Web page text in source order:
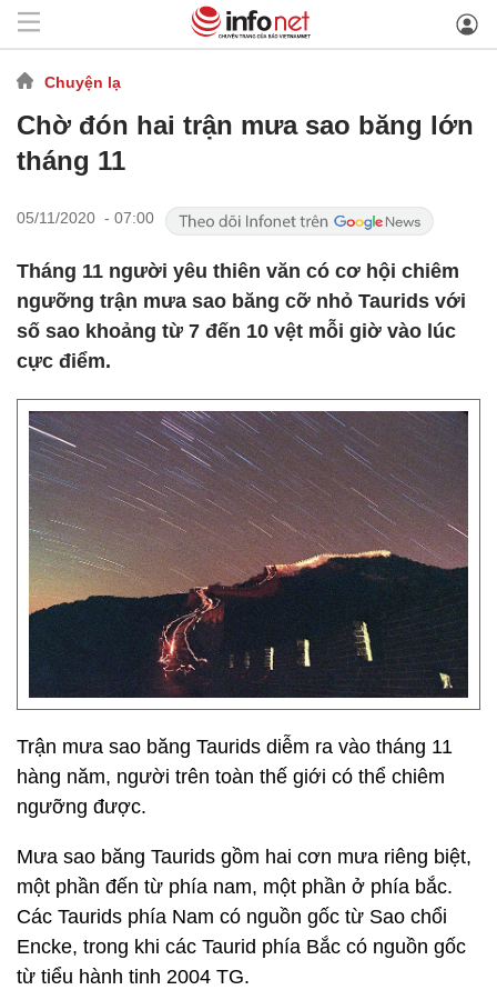
Chuyện lạ
Chờ đón hai trận mưa sao băng lớn
tháng 11
05/11/2020 - 07:00
Tháng 11 người yêu thiên văn có cơ hội chiêm
ngưỡng trận mưa sao băng cỡ nhỏ Taurids với
số sao khoảng từ 7 đến 10 vệt mỗi giờ vào lúc
cực điểm.
Trận mưa sao băng Taurids diễm ra vào tháng 11
hàng năm, người trên toàn thế giới có thể chiêm
ngưỡng được.
Mưa sao băng Taurids gồm hai cơn mưa riêng biệt,
một phần đến từ phía nam, một phần ở phía bắc.
Các Taurids phía Nam có nguồn gốc từ Sao chổi
Encke, trong khi các Taurid phía Bắc có nguồn gốc
từ tiểu hành tinh 2004 TG.